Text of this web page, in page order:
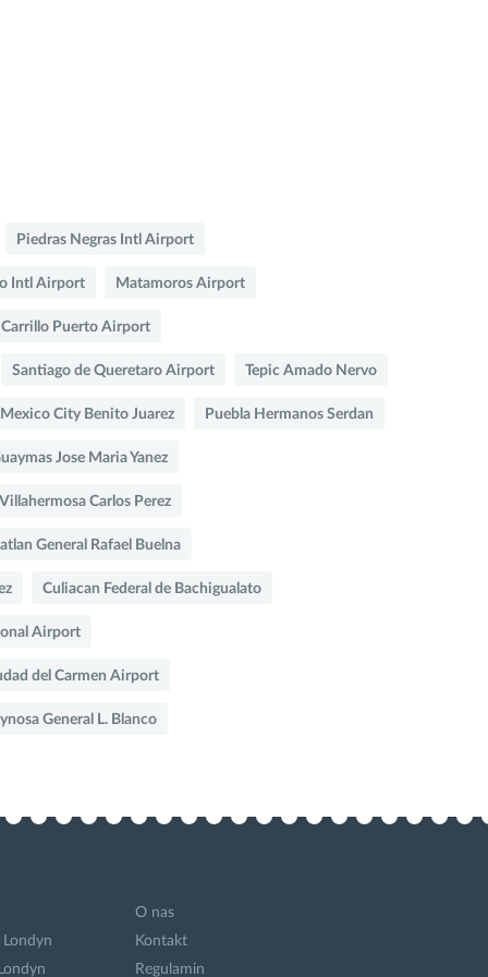
Piedras Negras Intl Airport
Intl Airport Matamoros Airport
Puerto Airport
Santiago de Queretaro Airport Tepic Amado Nervo
Mexico City Benito Juarez Puebla Hermanos Serdan
Jose Maria Yanez
Villahermosa Carlos Perez
General Rafael Buelna
Culiacan Federal de Bachigualato
Airport
del Carmen Airport
General L. Blanco
Londyn
O nas
Kontakt
Regulamin